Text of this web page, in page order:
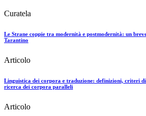
Curatela
Le Strane coppie tra modernità e postmodernità: un
Tarantino
Articolo
Linguistica dei corpora e traduzione: definizioni, criteri
ricerca dei corpora paralleli
Articolo